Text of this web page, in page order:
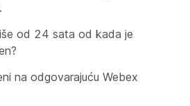
.
od 24 sata od kada je
na odgovarajuću Webex